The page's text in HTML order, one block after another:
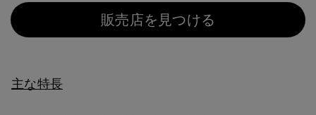
販売店を見つける
主な特長